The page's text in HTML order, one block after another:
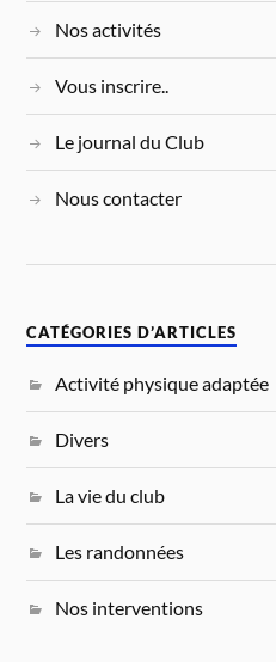
Nos activités
Vous inscrire..
Le journal du Club
Nous contacter
CATÉGORIES D’ARTICLES
Activité physique adaptée
Divers
La vie du club
Les randonnées
Nos interventions